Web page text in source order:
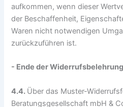
aufkommen, wenn dieser
der Beschaffenheit,
Waren nicht notwendigen
zurückzuführen ist.
- Ende der
4.4. Über das Muster-
Beratungsgesellschaft mbH &